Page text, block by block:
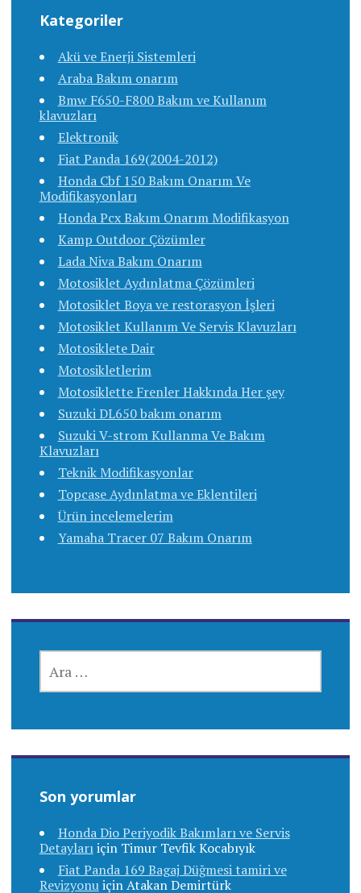
Kategoriler
Akü ve Enerji Sistemleri
Araba Bakım onarım
Bmw F650-F800 Bakım ve Kullanım
klavuzları
Elektronik
Fiat Panda 169(2004-2012)
Honda Cbf 150 Bakım Onarım Ve
Modifikasyonları
Honda Pcx Bakım Onarım Modifikasyon
Kamp Outdoor Çözümler
Lada Niva Bakım Onarım
Motosiklet Aydınlatma Çözümleri
Motosiklet Boya ve restorasyon İşleri
Motosiklet Kullanım Ve Servis Klavuzları
Motosiklete Dair
Motosikletlerim
Motosiklette Frenler Hakkında Her şey
Suzuki DL650 bakım onarım
Suzuki V-strom Kullanma Ve Bakım
Klavuzları
Teknik Modifikasyonlar
Topcase Aydınlatma ve Eklentileri
Ürün incelemelerim
Yamaha Tracer 07 Bakım Onarım
Son yorumlar
Honda Dio Periyodik Bakımları ve Servis
Detaylarıiçin Timur Tevfik Kocabıyık
Fiat Panda 169 Bagaj Düğmesi tamiri ve
RevizyonuiçinAtakan Demirtürk